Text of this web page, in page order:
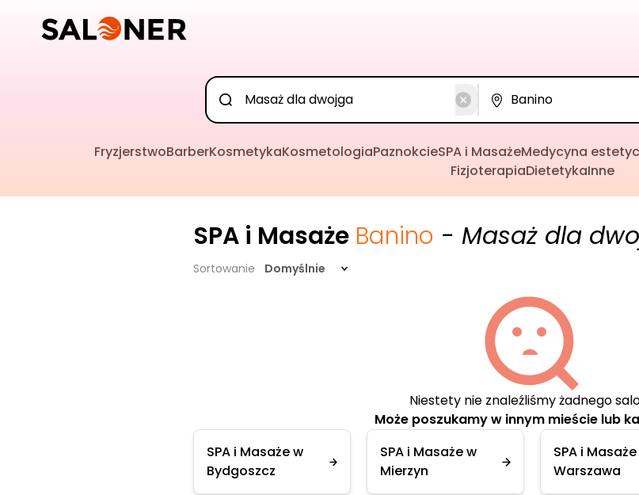
FryzjerstwoBarberKosmetykaKosmetologiaPaznokcieSPA i MasażeMedycyna
FizjoterapiaDietetykaInne
SPA i Masaże Banino - Masaż dla
Sortowanie Domyślnie
Niestety nie znaleźliśmy żadnego
Może poszukamy w innym mieście lub
SPA i Masaże w
Bydgoszcz
SPA i Masaże w
Mierzyn
SPA i
Warszawa